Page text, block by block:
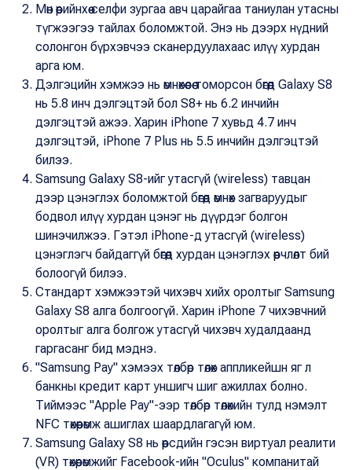
Мөн өөрийнхөө селфи зургаа авч царайгаа таниулан утасны
түгжээгээ тайлах боломжтой. Энэ нь дээрх нүдний
солонгон бүрхэвчээ сканердуулахаас илүү хурдан
арга юм.
Дэлгэцийн хэмжээ нь өмнөхөөсөө томорсон бөгөөд Galaxy S8
нь 5.8 инч дэлгэцтэй бол S8+ нь 6.2 инчийн
дэлгэцтэй ажээ. Харин iPhone 7 хувьд 4.7 инч
дэлгэцтэй, iPhone 7 Plus нь 5.5 инчийн дэлгэцтэй
билээ.
Samsung Galaxy S8-ийг утасгүй (wireless) тавцан
дээр цэнэглэх боломжтой бөгөөд өмнөх загваруудыг
бодвол илүү хурдан цэнэг нь дүүрдэг болгон
шинэчилжээ. Гэтэл iPhone-д утасгүй (wireless)
цэнэглэгч байдаггүй бөгөөд хурдан цэнэглэх өөрчлөлт бий
болоогүй билээ.
Стандарт хэмжээтэй чихэвч хийх оролтыг Samsung
Galaxy S8 алга болгоогүй. Харин iPhone 7 чихэвчний
оролтыг алга болгож утасгүй чихэвч худалдаанд
гаргасанг бид мэднэ.
"Samsung Pay" хэмээх төлбөр төлөх аппликейшн яг л
банкны кредит карт уншигч шиг ажиллах болно.
Тиймээс "Apple Pay"-ээр төлбөр төлөхийн тулд нэмэлт
NFC төхөөрөмж ашиглах шаардлагагүй юм.
Samsung Galaxy S8 нь өөрсдийн гэсэн виртуал реалити
(VR) төхөөрөмжийг Facebook-ийн "Oculus" компанитай